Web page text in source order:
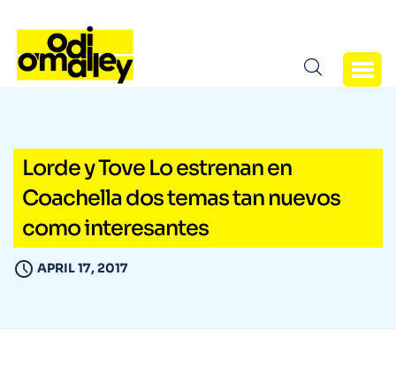
Lorde y Tove Lo estrenan en
Coachella dos temas tan nuevos
como interesantes
APRIL 17, 2017